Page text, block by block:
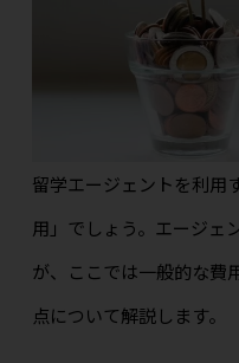
留学エージェントを利用
用」でしょう。エージェ
が、ここでは一般的な費
点について解説します。